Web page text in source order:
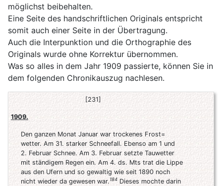
möglichst beibehalten.
Eine Seite des handschriftlichen Originals entspricht
somit auch einer Seite in der Übertragung.
Auch die Interpunktion und die Orthographie des
Originals wurde ohne Korrektur übernommen.
Was so alles in dem Jahr 1909 passierte, können Sie in
dem folgenden Chronikauszug nachlesen.
[231]
1909.
Den ganzen Monat Januar war trockenes Frost=
wetter. Am 31. starker Schneefall. Ebenso am 1 und
2. Februar Schnee. Am 3. Februar setzte Tauwetter
mit ständigem Regen ein. Am 4. ds. Mts trat die Lippe
aus den Ufern und so gewaltig wie seit 1890 noch
nicht wieder da gewesen war.184 Dieses mochte darin